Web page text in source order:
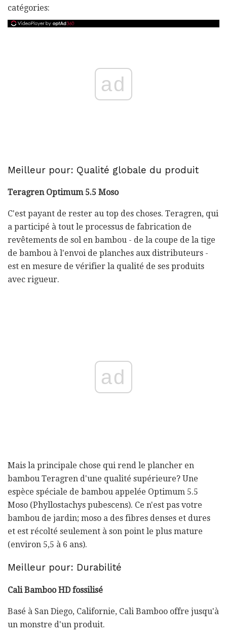
catégories:
ad
Meilleur pour: Qualité globale du produit
Teragren Optimum 5.5 Moso
C'est payant de rester au top des choses. Teragren, qui
a participé à tout le processus de fabrication de
revêtements de sol en bambou - de la coupe de la tige
de bambou à l'envoi de planches aux distributeurs -
est en mesure de vérifier la qualité de ses produits
avec rigueur.
ad
Mais la principale chose qui rend le plancher en
bambou Teragren d'une qualité supérieure? Une
espèce spéciale de bambou appelée Optimum 5.5
Moso (Phyllostachys pubescens). Ce n'est pas votre
bambou de jardin; moso a des fibres denses et dures
et est récolté seulement à son point le plus mature
(environ 5,5 à 6 ans).
Meilleur pour: Durabilité
Cali Bamboo HD fossilisé
Basé à San Diego, Californie, Cali Bamboo offre jusqu'à
un monstre d'un produit.